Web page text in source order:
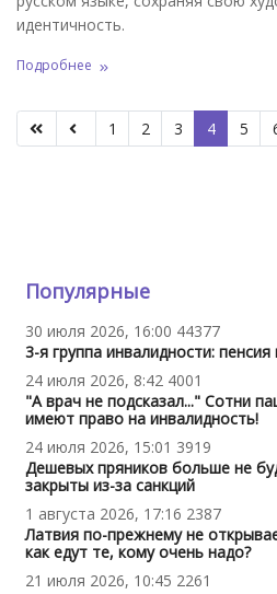
идентичность.
Подробнее
1 2 3 4 5
Популярные
30 июля 2026, 16:00 44377
3-я группа инвалидности:
24 июля 2026, 8:42 4001
"А врач не подсказал..." Сотни
имеют право на инвалидность!
24 июля 2026, 15:01 3919
Дешевых пряников больше не
закрыты из-за санкций
1 августа 2026, 17:16 2387
Латвия по-прежнему не
как едут те, кому очень надо?
21 июля 2026, 10:45 2261